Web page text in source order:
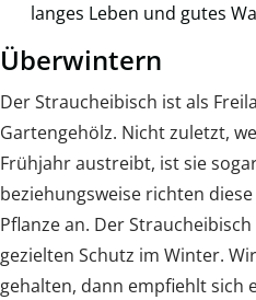
langes Leben und gutes
Überwintern
Der Straucheibisch ist als
Gartengehölz. Nicht zuletzt,
Frühjahr austreibt, ist sie
beziehungsweise richten
Pflanze an. Der
gezielten Schutz im Winter.
gehalten, dann empfiehlt sich